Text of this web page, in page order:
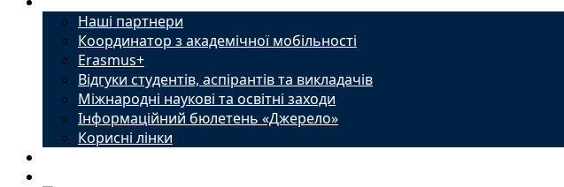
Наші партнери
Координатор з академічної мобільності
Erasmus+
Відгуки студентів, аспірантів та викладачів
Міжнародні наукові та освітні заходи
Інформаційний бюлетень «Джерело»
Корисні лінки